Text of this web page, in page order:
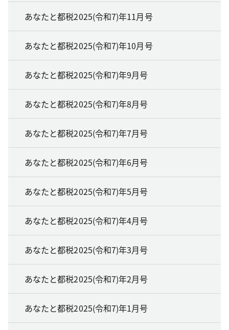
あなたと都税2025(令和7)年11月号
あなたと都税2025(令和7)年10月号
あなたと都税2025(令和7)年9月号
あなたと都税2025(令和7)年8月号
あなたと都税2025(令和7)年7月号
あなたと都税2025(令和7)年6月号
あなたと都税2025(令和7)年5月号
あなたと都税2025(令和7)年4月号
あなたと都税2025(令和7)年3月号
あなたと都税2025(令和7)年2月号
あなたと都税2025(令和7)年1月号